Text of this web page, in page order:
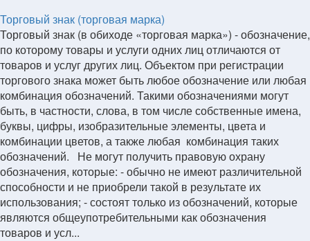
Торговый знак (торговая марка)
Торговый знак (в обиходе «торговая марка») - обозначение,
по которому товары и услуги одних лиц отличаются от
товаров и услуг других лиц. Объектом при регистрации
торгового знака может быть любое обозначение или любая
комбинация обозначений. Такими обозначениями могут
быть, в частности, слова, в том числе собственные имена,
буквы, цифры, изобразительные элементы, цвета и
комбинации цветов, а также любая комбинация таких
обозначений. Не могут получить правовую охрану
обозначения, которые: - обычно не имеют различительной
способности и не приобрели такой в результате их
использования; - состоят только из обозначений, которые
являются общеупотребительными как обозначения
товаров и усл...